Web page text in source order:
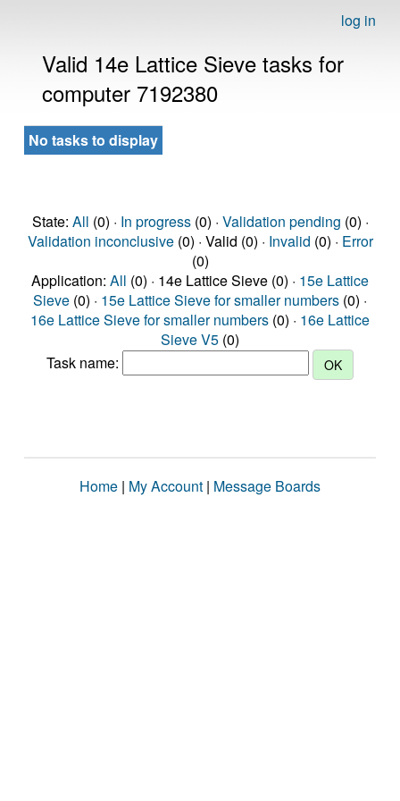
log in
Valid 14e Lattice Sieve tasks for
computer 7192380
No tasks to display
State: All (0) · In progress(0) · Validation pending (0) ·
Validation inconclusive(0) · Valid (0) · Invalid (0) · Error
(0)
Application: All (0) · 14e Lattice Sieve (0) · 15e Lattice
Sieve (0) · 15e Lattice Sieve for smaller numbers (0) ·
16e Lattice Sieve for smaller numbers (0) · 16e Lattice
Sieve V5 (0)
Task name:
Home | My Account | Message Boards